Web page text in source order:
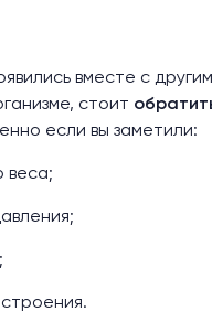
вместе с
стоит
если вы заметили:
веса;